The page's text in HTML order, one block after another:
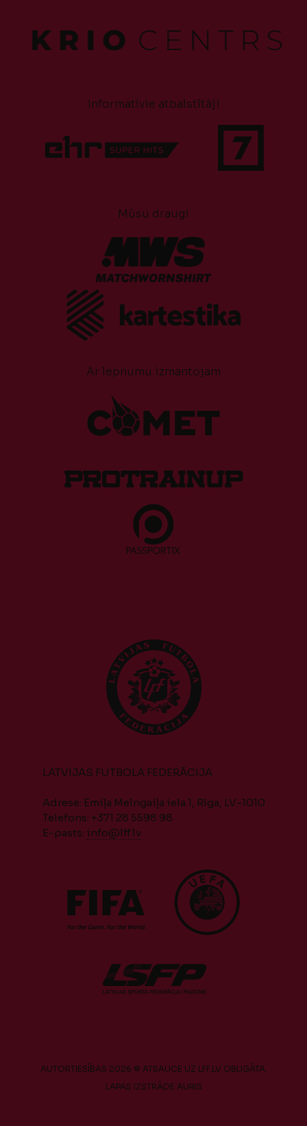
Informatīvie atbalstītāji
Mūsu draugi
Ar lepnumu izmantojam
LATVIJAS FUTBOLA FEDERĀCIJA
Adrese: Emiļa Melngaiļa iela 1, Rīga, LV-1010
Telefons: +371 28 5598 98
E-pasts: info@lff.lv
AUTORTIESĪBAS 2026 © ATSAUCE UZ LFF.LV OBLIGĀTA.
LAPAS IZSTRĀDE AURIS